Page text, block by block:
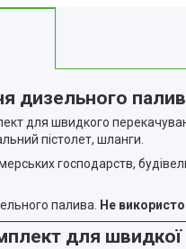
дизельного
для швидкого
пістолет, шланги.
господарств,
палива.
Не
для швидкої